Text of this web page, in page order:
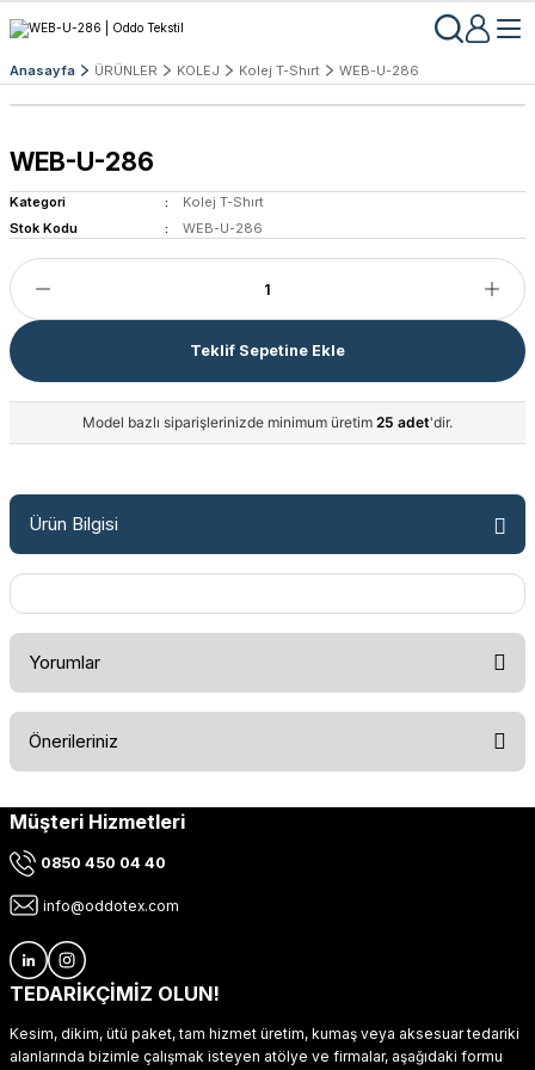
Anasayfa ÜRÜNLER KOLEJ Kolej T-Shırt WEB-U-286
WEB-U-286
Kategori
Kolej T-Shırt
Stok Kodu
WEB-U-286
Teklif Sepetine Ekle
Model bazlı siparişlerinizde minimum üretim 25 adet'dir.
Ürün Bilgisi
Yorumlar
Önerileriniz
Bu ürünün fiyat bilgisi, resim, ürün açıklamalarında ve diğer
kullanarak tarafımıza iletebilirsiniz.
Ürün resmi kalitesiz, bozuk veya görüntülenemiyor.
Ürün açıklamasında eksik bilgiler bulunuyor.
Ürün fiyatı diğer sitelerden daha pahalı.
Müşteri Hizmetleri
0850 450 04 40
info@oddotex.com
TEDARİKÇİMİZ OLUN!
Kesim, dikim, ütü paket, tam hizmet üretim, kumaş veya aksesuar tedariki
alanlarında bizimle çalışmak isteyen atölye ve firmalar, aşağıdaki formu